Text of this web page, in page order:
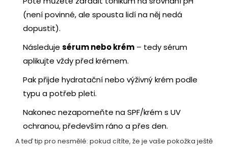
(není povinné, ale spousta lidí na něj nedá
dopustit).
Následuje sérum nebo krém – tedy sérum
aplikujte vždy před krémem.
Pak přijde hydratační nebo výživný krém podle
typu a potřeb pleti.
Nakonec nezapomeňte na SPF/krém s UV
ochranou, především ráno a přes den.
A teď tip pro nesmělé: pokud cítíte, že je vaše pokožka ještě